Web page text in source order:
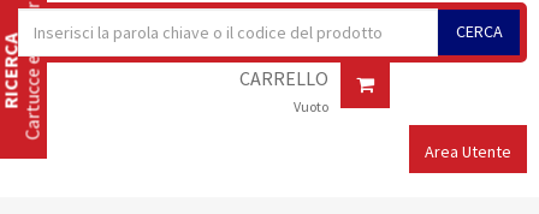
CERCA
CARRELLO
Vuoto
Area Utente
Cartucce e Toner